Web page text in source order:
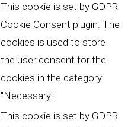
This cookie is set by GDPR
Cookie Consent plugin. The
cookies is used to store
the user consent for the
cookies in the category
"Necessary".
This cookie is set by GDPR